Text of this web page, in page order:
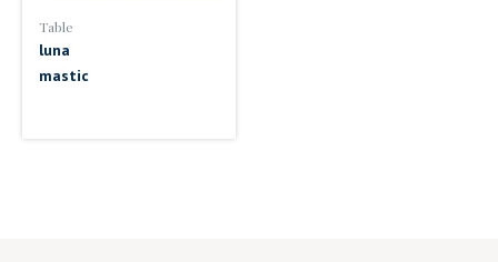
Table
luna
mastic